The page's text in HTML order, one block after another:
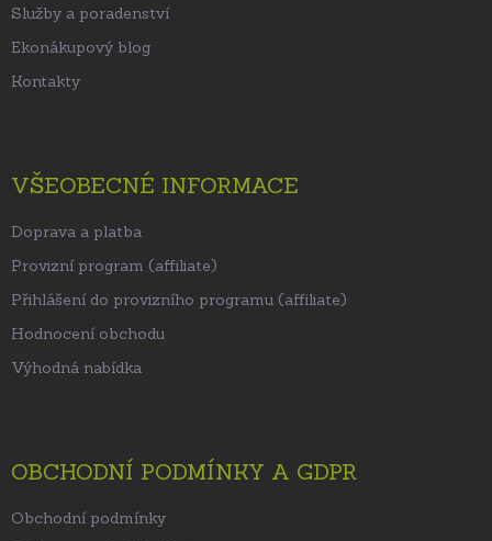
Služby a poradenství
Ekonákupový blog
Kontakty
VŠEOBECNÉ INFORMACE
Doprava a platba
Provizní program (affiliate)
Přihlášení do provizního programu (affiliate)
Hodnocení obchodu
Výhodná nabídka
OBCHODNÍ PODMÍNKY A GDPR
Obchodní podmínky